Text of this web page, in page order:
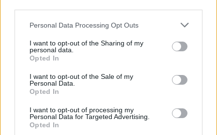
Personal Data Processing Opt Outs
I want to opt-out of the Sharing of my
personal data.
Opted In
I want to opt-out of the Sale of my
Personal Data.
Opted In
I want to opt-out of processing my
Personal Data for Targeted Advertising.
Opted In
Mora: Livros de fichas gratuitos para todos os alunos do
agrupamento de escolas